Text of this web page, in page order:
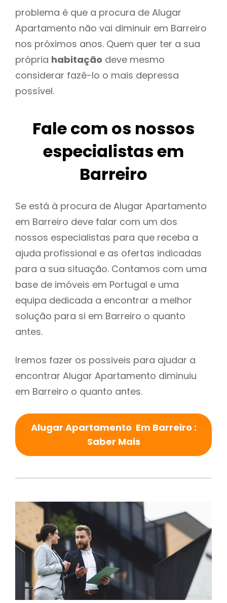
problema é que a procura de Alugar
Apartamento não vai diminuir em Barreiro
nos próximos anos. Quem quer ter a sua
própria habitação deve mesmo
considerar fazê-lo o mais depressa
possível.
Fale com os nossos
especialistas em
Barreiro
Se está à procura de Alugar Apartamento
em Barreiro deve falar com um dos
nossos especialistas para que receba a
ajuda profissional e as ofertas indicadas
para a sua situação. Contamos com uma
base de imóveis em Portugal e uma
equipa dedicada a encontrar a melhor
solução para si em Barreiro o quanto
antes.
Iremos fazer os possiveis para ajudar a
encontrar Alugar Apartamento diminuiu
em Barreiro o quanto antes.
Alugar Apartamento Em Barreiro :
Saber Mais